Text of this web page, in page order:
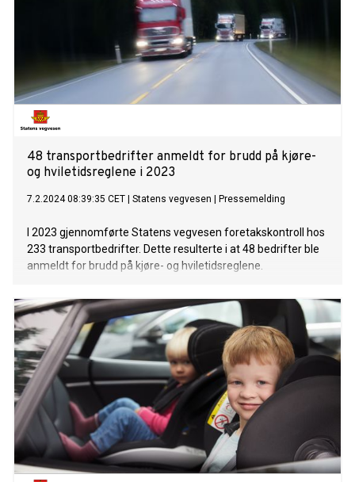
48 transportbedrifter anmeldt for brudd på kjøre-
og hviletidsreglene i 2023
7.2.2024 08:39:35 CET Statens vegvesen Pressemelding
I 2023 gjennomførte Statens vegvesen foretakskontroll hos
233 transportbedrifter. Dette resulterte i at 48 bedrifter ble
anmeldt for brudd på kjøre- og hviletidsreglene.